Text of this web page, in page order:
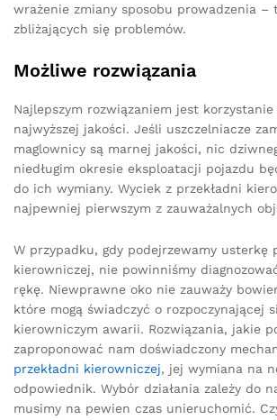
wrażenie zmiany sposobu prowadzenia –
zbliżających się problemów.
Możliwe rozwiązania
Najlepszym rozwiązaniem jest korzystanie
najwyższej jakości. Jeśli uszczelniacze
maglownicy są marnej jakości, nic
niedługim okresie eksploatacji pojazdu
do ich wymiany. Wyciek z przekładni
najpewniej pierwszym z zauważalnych
W przypadku, gdy podejrzewamy usterkę
kierowniczej, nie powinniśmy
rękę. Niewprawne oko nie zauważy
które mogą świadczyć o rozpoczynającej
kierowniczym awarii. Rozwiązania, jakie
zaproponować nam doświadczony
przekładni kierowniczej, jej wymiana na
odpowiednik. Wybór działania zależy do
musimy na pewien czas unieruchomić.